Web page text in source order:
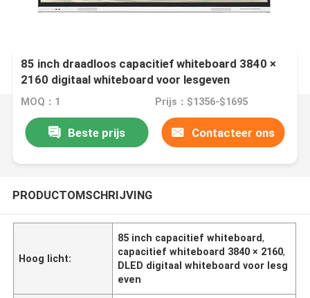
85 inch draadloos capacitief whiteboard 3840 ×
2160 digitaal whiteboard voor lesgeven
MOQ：1 Prijs：$1356-$1695
Beste prijs Contacteer ons
PRODUCTOMSCHRIJVING
Hoog licht:
85 inch capacitief whiteboard,
capacitief whiteboard 3840 × 2160,
DLED digitaal whiteboard voor lesg
even